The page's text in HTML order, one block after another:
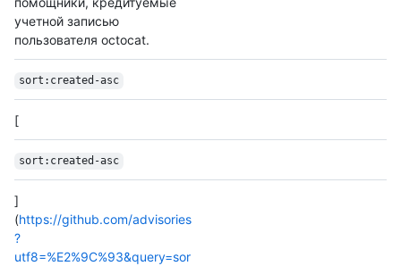
учетной записью
пользователя octocat.
sort:created-asc
[
sort:created-asc
]
(https://github.com/advisories
?
utf8=%E2%9C%93&query=sor